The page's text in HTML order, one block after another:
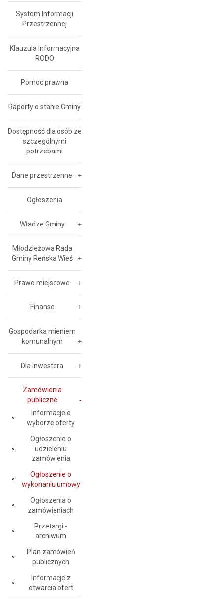
System Informacji
Przestrzennej
Klauzula Informacyjna
RODO
Pomoc prawna
Raporty o stanie Gminy
Dostępność dla osób ze
szczególnymi
potrzebami
Dane przestrzenne
Ogłoszenia
Władze Gminy
Młodzieżowa Rada
Gminy Reńska Wieś
Prawo miejscowe
Finanse
Gospodarka mieniem
komunalnym
Dla inwestora
Zamówienia
publiczne
Informacje o
wyborze oferty
Ogłoszenie o
udzieleniu
zamówienia
Ogłoszenie o
wykonaniu umowy
Ogłoszenia o
zamówieniach
Przetargi -
archiwum
Plan zamówień
publicznych
Informacje z
otwarcia ofert